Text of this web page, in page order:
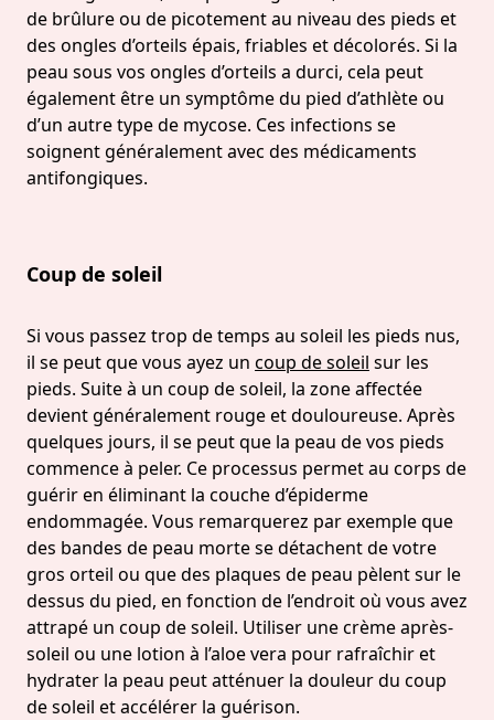
de brûlure ou de picotement au niveau des pieds et
des ongles d’orteils épais, friables et décolorés. Si la
peau sous vos ongles d’orteils a durci, cela peut
également être un symptôme du pied d’athlète ou
d’un autre type de mycose. Ces infections se
soignent généralement avec des médicaments
antifongiques.
Coup de soleil
Si vous passez trop de temps au soleil les pieds nus,
il se peut que vous ayez un coup de soleil sur les
pieds. Suite à un coup de soleil, la zone affectée
devient généralement rouge et douloureuse. Après
quelques jours, il se peut que la peau de vos pieds
commence à peler. Ce processus permet au corps de
guérir en éliminant la couche d’épiderme
endommagée. Vous remarquerez par exemple que
des bandes de peau morte se détachent de votre
gros orteil ou que des plaques de peau pèlent sur le
dessus du pied, en fonction de l’endroit où vous avez
attrapé un coup de soleil. Utiliser une crème après-
soleil ou une lotion à l’aloe vera pour rafraîchir et
hydrater la peau peut atténuer la douleur du coup
de soleil et accélérer la guérison.